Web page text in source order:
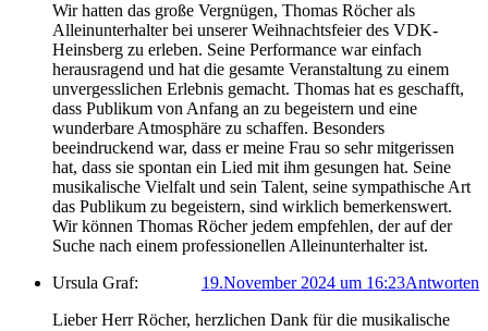
Wir hatten das große Vergnügen, Thomas Röcher als
Alleinunterhalter bei unserer Weihnachtsfeier des VDK-
Heinsberg zu erleben. Seine Performance war einfach
herausragend und hat die gesamte Veranstaltung zu einem
unvergesslichen Erlebnis gemacht. Thomas hat es geschafft,
dass Publikum von Anfang an zu begeistern und eine
wunderbare Atmosphäre zu schaffen. Besonders
beeindruckend war, dass er meine Frau so sehr mitgerissen
hat, dass sie spontan ein Lied mit ihm gesungen hat. Seine
musikalische Vielfalt und sein Talent, seine sympathische Art
das Publikum zu begeistern, sind wirklich bemerkenswert.
Wir können Thomas Röcher jedem empfehlen, der auf der
Suche nach einem professionellen Alleinunterhalter ist.
Ursula Graf:
Antworten
19.November 2024 um 16:23
Lieber Herr Röcher, herzlichen Dank für die musikalische